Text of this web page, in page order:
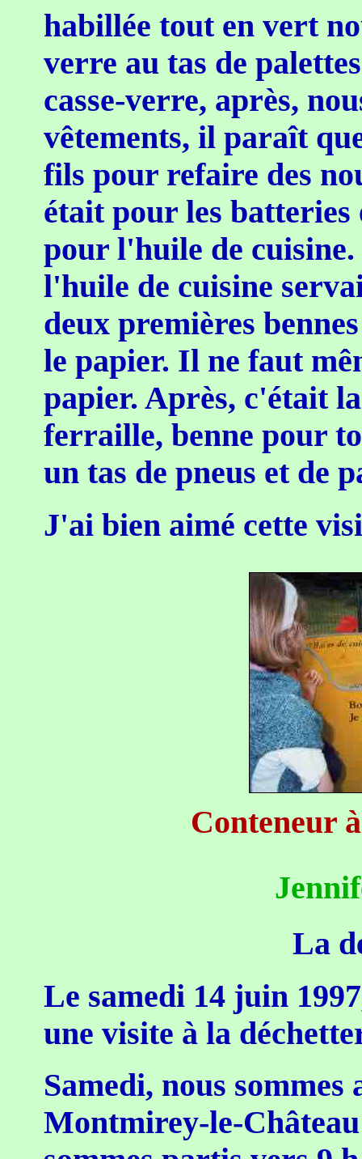
habillée tout en vert
verre au tas de
casse-verre, après,
vêtements, il paraît
fils pour refaire des
était pour les batteries
pour l'huile de
l'huile de cuisine
deux premières
le papier. Il ne faut
papier. Après, c'était
ferraille, benne pour
un tas de pneus et de
J'ai bien aimé cette
Conteneur
La
Le samedi 14 juin
une visite à la
Samedi, nous sommes
Montmirey-le-